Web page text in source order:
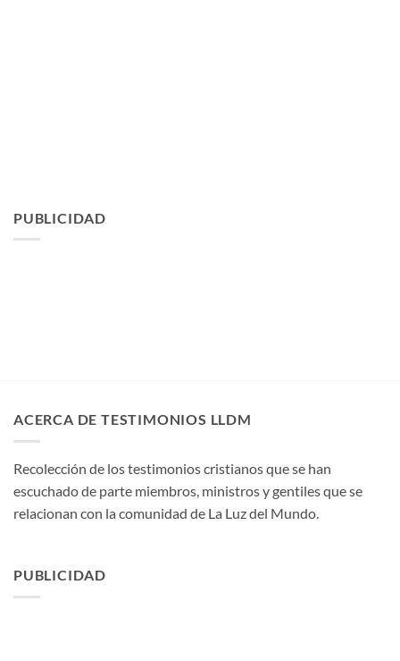
PUBLICIDAD
ACERCA DE TESTIMONIOS LLDM
Recolección de los testimonios cristianos que se han
escuchado de parte miembros, ministros y gentiles que se
relacionan con la comunidad de La Luz del Mundo.
PUBLICIDAD